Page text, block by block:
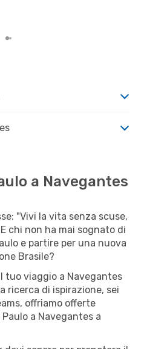
a Navegantes
"Vivi la vita senza scuse,
chi non ha mai sognato di
e partire per una nuova
Brasile?
tuo viaggio a Navegantes
ricerca di ispirazione, sei
offriamo offerte
a Navegantes a